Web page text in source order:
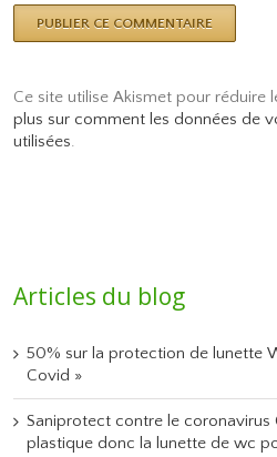
Ce site utilise Akismet pour réduire
plus sur comment les données de
utilisées.
Articles du blog
50% sur la protection de lunette
Covid »
Saniprotect contre le coronavirus
plastique donc la lunette de wc